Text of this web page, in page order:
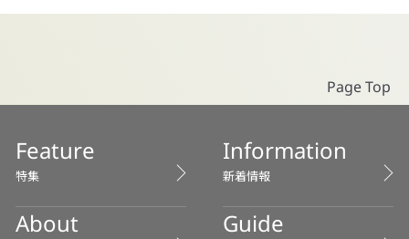
Page Top
Feature
特集
Information
新着情報
About Guide